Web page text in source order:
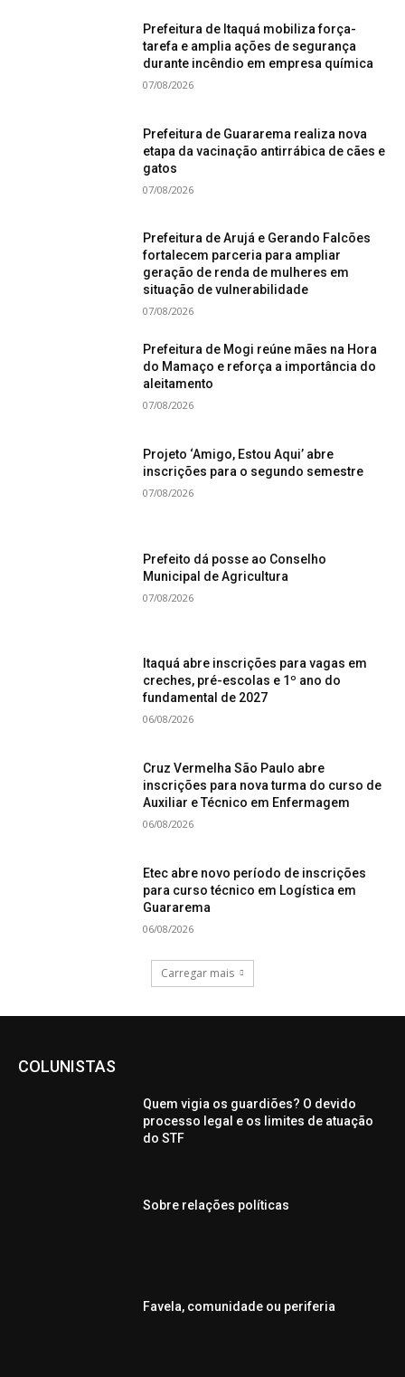
Prefeitura de Itaquá mobiliza força-
tarefa e amplia ações de segurança
durante incêndio em empresa química
07/08/2026
Prefeitura de Guararema realiza nova
etapa da vacinação antirrábica de cães e
gatos
07/08/2026
Prefeitura de Arujá e Gerando Falcões
fortalecem parceria para ampliar
geração de renda de mulheres em
situação de vulnerabilidade
07/08/2026
Prefeitura de Mogi reúne mães na Hora
do Mamaço e reforça a importância do
aleitamento
07/08/2026
Projeto ‘Amigo, Estou Aqui’ abre
inscrições para o segundo semestre
07/08/2026
Prefeito dá posse ao Conselho
Municipal de Agricultura
07/08/2026
Itaquá abre inscrições para vagas em
creches, pré-escolas e 1º ano do
fundamental de 2027
06/08/2026
Cruz Vermelha São Paulo abre
inscrições para nova turma do curso de
Auxiliar e Técnico em Enfermagem
06/08/2026
Etec abre novo período de inscrições
para curso técnico em Logística em
Guararema
06/08/2026
Carregar mais
COLUNISTAS
Quem vigia os guardiões? O devido
processo legal e os limites de atuação
do STF
Sobre relações políticas
Favela, comunidade ou periferia